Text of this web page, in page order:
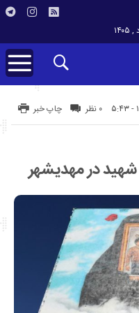
چاپ خبر ۰ نظر
شهید در مهدیشهر